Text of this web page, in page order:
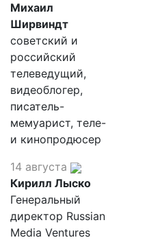
Михаил
Ширвиндт
советский и
российский
телеведущий,
видеоблогер,
писатель-
мемуарист, теле-
и кинопродюсер
14 августа
Кирилл Лыско
Генеральный
директор Russian
Media Ventures